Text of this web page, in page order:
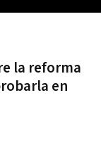
la reforma
en